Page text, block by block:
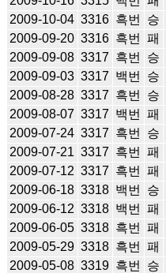
2009-10-04 3316 흑번 승
2009-09-20 3316 흑번 패
2009-09-08 3317 흑번 승
2009-09-03 3317 백번 승
2009-08-28 3317 흑번 승
2009-08-07 3317 백번 패
2009-07-24 3317 흑번 승
2009-07-21 3317 흑번 패
2009-07-12 3317 흑번 패
2009-06-18 3318 백번 승
2009-06-12 3318 백번 패
2009-06-05 3318 흑번 패
2009-05-29 3318 흑번 패
2009-05-08 3319 흑번 승